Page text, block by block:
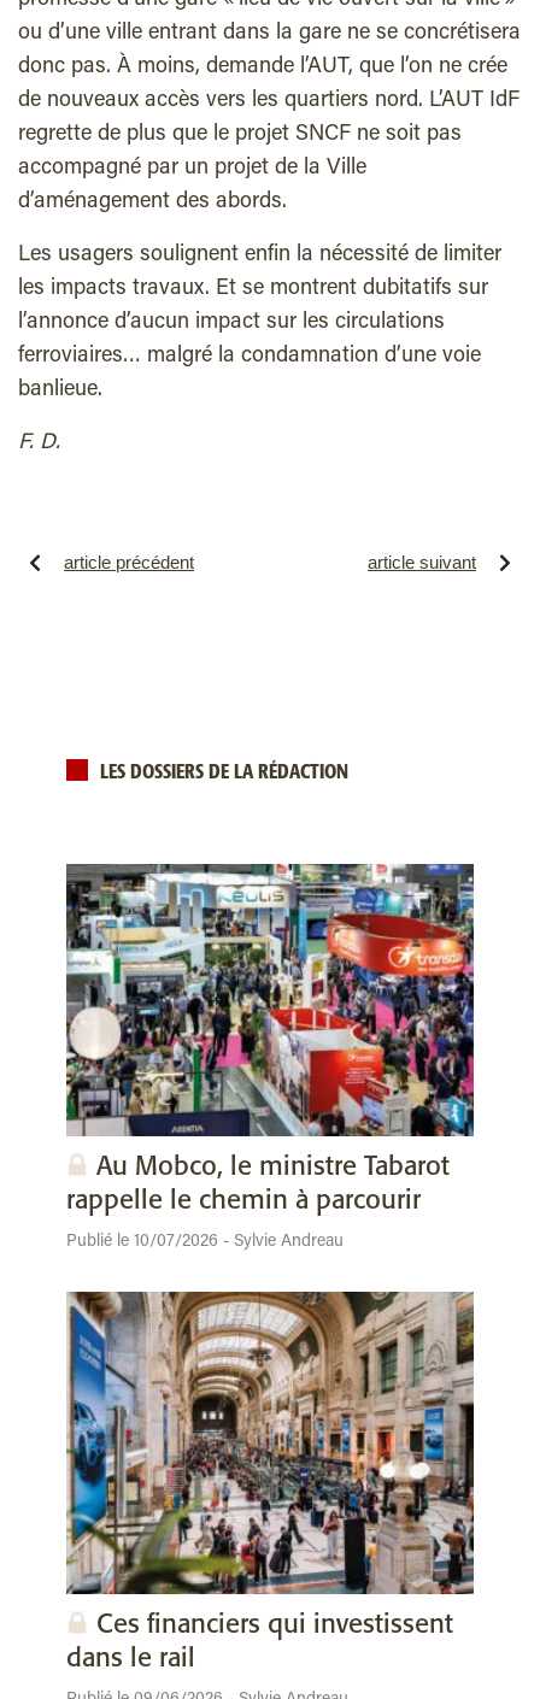
ou d’une ville entrant dans la gare ne se concrétisera
donc pas. À moins, demande l’AUT, que l’on ne crée
de nouveaux accès vers les quartiers nord. L’AUT IdF
regrette de plus que le projet SNCF ne soit pas
accompagné par un projet de la Ville
d’aménagement des abords.
Les usagers soulignent enfin la nécessité de limiter
les impacts travaux. Et se montrent dubitatifs sur
l’annonce d’aucun impact sur les circulations
ferroviaires… malgré la condamnation d’une voie
banlieue.
F. D.
article précédent article suivant
LES DOSSIERS DE LA RÉDACTION
Au Mobco, le ministre Tabarot
rappelle le chemin à parcourir
Publié le 10/07/2026 - Sylvie Andreau
Ces financiers qui investissent
dans le rail